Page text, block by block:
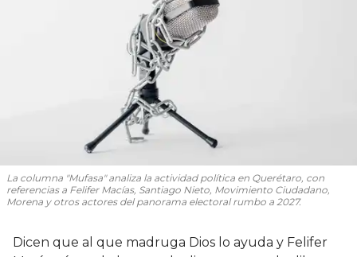
La columna "Mufasa" analiza la actividad política en Querétaro, con
referencias a Felifer Macías, Santiago Nieto, Movimiento Ciudadano,
Morena y otros actores del panorama electoral rumbo a 2027.
Dicen que al que madruga Dios lo ayuda y Felifer